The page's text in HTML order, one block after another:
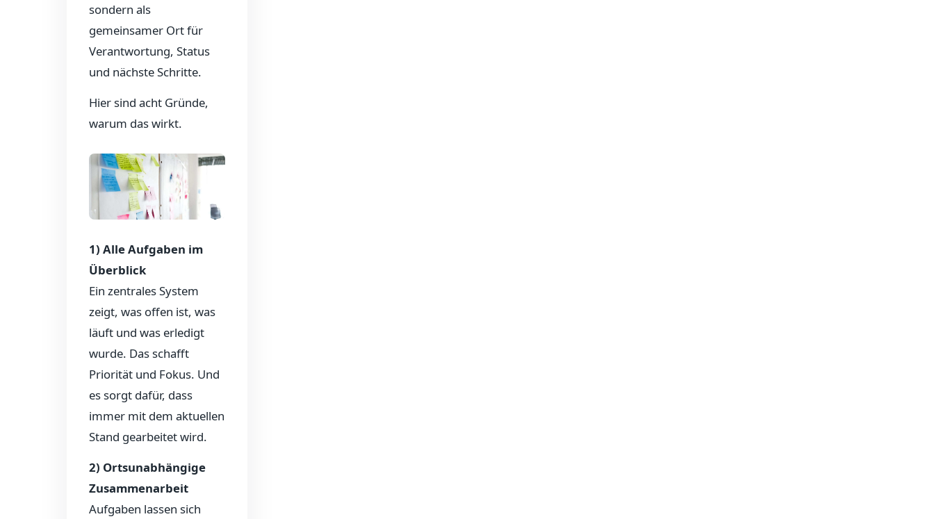
sondern als
gemeinsamer Ort für
Verantwortung, Status
und nächste Schritte.
Hier sind acht Gründe,
warum das wirkt.
1) Alle Aufgaben im
Überblick
Ein zentrales System
zeigt, was offen ist, was
läuft und was erledigt
wurde. Das schafft
Priorität und Fokus. Und
es sorgt dafür, dass
immer mit dem aktuellen
Stand gearbeitet wird.
2) Ortsunabhängige
Zusammenarbeit
Aufgaben lassen sich